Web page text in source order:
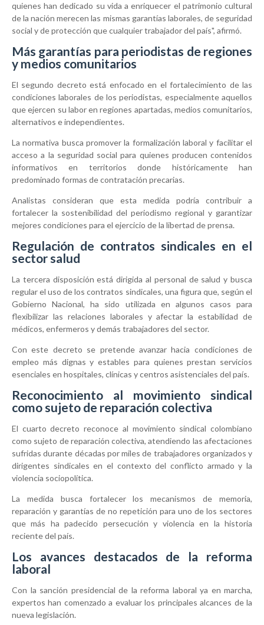
quienes han dedicado su vida a enriquecer el patrimonio cultural
de la nación merecen las mismas garantías laborales, de seguridad
social y de protección que cualquier trabajador del país", afirmó.
Más garantías para periodistas de regiones
y medios comunitarios
El segundo decreto está enfocado en el fortalecimiento de las
condiciones laborales de los periodistas, especialmente aquellos
que ejercen su labor en regiones apartadas, medios comunitarios,
alternativos e independientes.
La normativa busca promover la formalización laboral y facilitar el
acceso a la seguridad social para quienes producen contenidos
informativos en territorios donde históricamente han
predominado formas de contratación precarias.
Analistas consideran que esta medida podría contribuir a
fortalecer la sostenibilidad del periodismo regional y garantizar
mejores condiciones para el ejercicio de la libertad de prensa.
Regulación de contratos sindicales en el
sector salud
La tercera disposición está dirigida al personal de salud y busca
regular el uso de los contratos sindicales, una figura que, según el
Gobierno Nacional, ha sido utilizada en algunos casos para
flexibilizar las relaciones laborales y afectar la estabilidad de
médicos, enfermeros y demás trabajadores del sector.
Con este decreto se pretende avanzar hacia condiciones de
empleo más dignas y estables para quienes prestan servicios
esenciales en hospitales, clínicas y centros asistenciales del país.
Reconocimiento al movimiento sindical
como sujeto de reparación colectiva
El cuarto decreto reconoce al movimiento sindical colombiano
como sujeto de reparación colectiva, atendiendo las afectaciones
sufridas durante décadas por miles de trabajadores organizados y
dirigentes sindicales en el contexto del conflicto armado y la
violencia sociopolítica.
La medida busca fortalecer los mecanismos de memoria,
reparación y garantías de no repetición para uno de los sectores
que más ha padecido persecución y violencia en la historia
reciente del país.
Los avances destacados de la reforma
laboral
Con la sanción presidencial de la reforma laboral ya en marcha,
expertos han comenzado a evaluar los principales alcances de la
nueva legislación.